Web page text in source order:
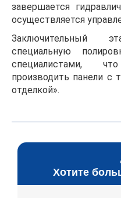
завершается
осуществляется
Заключительный
специальную
специалистами,
производить панели с
отделкой».
Хотите